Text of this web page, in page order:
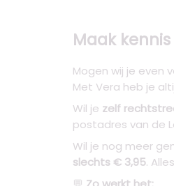
Maak
Mogen wij je even
Met Vera heb je
Wil je zelf
postadres van de
Wil je nog meer
slechts € 3,95.